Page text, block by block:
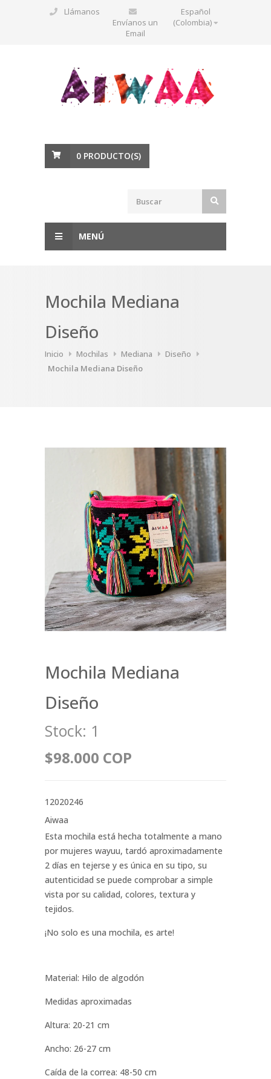
Llámanos
Envíanos un
Email
Español
(Colombia)
0 PRODUCTO(S)
MENÚ
Mochila Mediana
Diseño
Inicio Mochilas Mediana
Diseño
Mochila Mediana Diseño
Mochila Mediana
Diseño
Stock: 1
$98.000 COP
12020246
Aiwaa
Esta mochila está hecha totalmente a mano
por mujeres wayuu, tardó aproximadamente
2 días en tejerse y es única en su tipo, su
autenticidad se puede comprobar a simple
vista por su calidad, colores, textura y
tejidos.
¡No solo es una mochila, es arte!
Material: Hilo de algodón
Medidas aproximadas
Altura: 20-21 cm
Ancho: 26-27 cm
Caída de la correa: 48-50 cm